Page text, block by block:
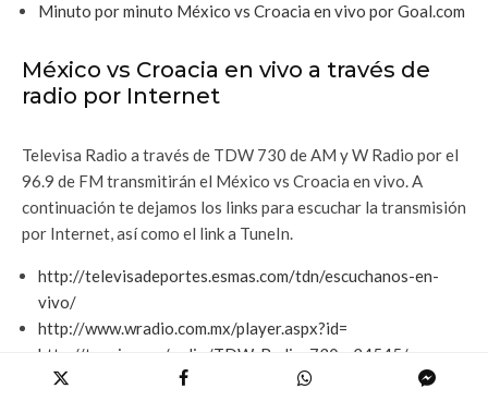
Minuto por minuto México vs Croacia en vivo por Goal.com
México vs Croacia en vivo a través de
radio por Internet
Televisa Radio a través de TDW 730 de AM y W Radio por el
96.9 de FM transmitirán el México vs Croacia en vivo. A
continuación te dejamos los links para escuchar la transmisión
por Internet, así como el link a TuneIn.
http://televisadeportes.esmas.com/tdn/escuchanos-en-
vivo/
http://www.wradio.com.mx/player.aspx?id=
http://tunein.com/radio/TDW-Radio-730-s24545/